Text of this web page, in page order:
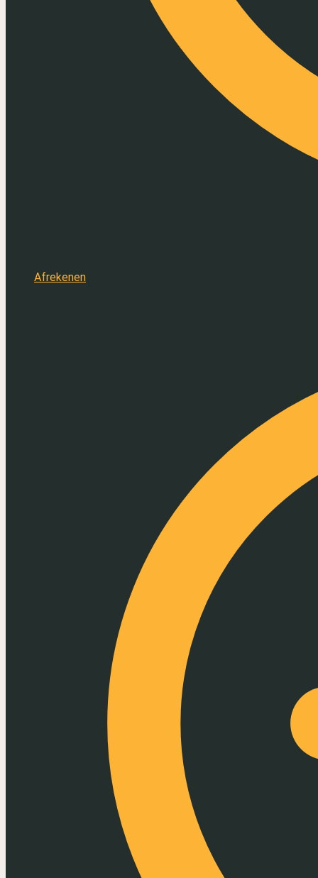
Afrekenen